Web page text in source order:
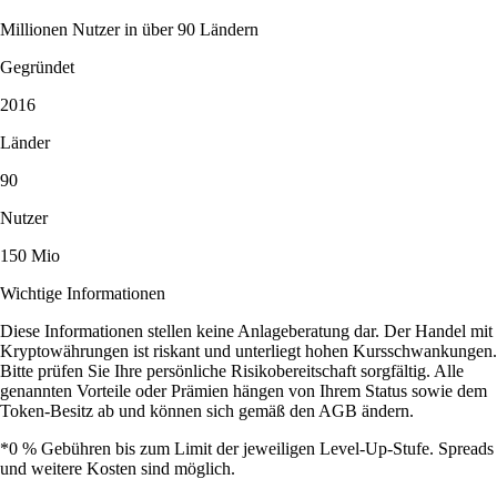
Millionen Nutzer in über 90 Ländern
Gegründet
2016
Länder
90
Nutzer
150 Mio
Wichtige Informationen
Diese Informationen stellen keine Anlageberatung dar. Der Handel mit
Kryptowährungen ist riskant und unterliegt hohen Kursschwankungen.
Bitte prüfen Sie Ihre persönliche Risikobereitschaft sorgfältig. Alle
genannten Vorteile oder Prämien hängen von Ihrem Status sowie dem
Token-Besitz ab und können sich gemäß den AGB ändern.
*0 % Gebühren bis zum Limit der jeweiligen Level-Up-Stufe. Spreads
und weitere Kosten sind möglich.